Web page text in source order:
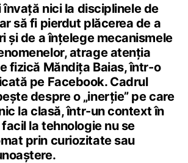
învață nici la disciplinele de
să fi pierdut plăcerea de a
și de a înțelege mecanismele
atrage atenția
fizică Măndița Baias, într-o
pe Facebook. Cadrul
despre o „inerție” pe care
la clasă, într-un context în
la tehnologie nu se
prin curiozitate sau